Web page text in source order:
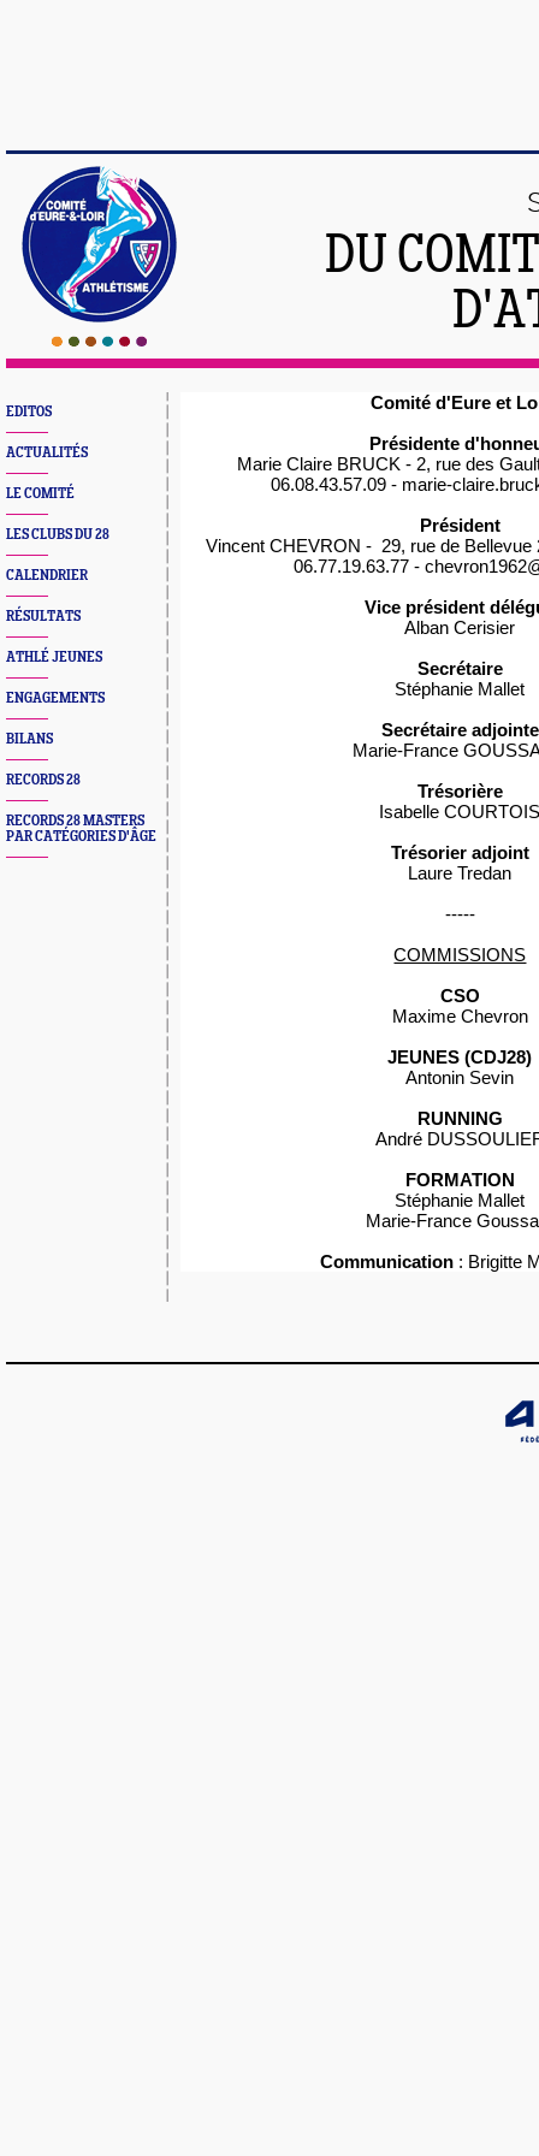
DU
EDITOS
ACTUALITÉS
LE COMITÉ
LES CLUBS DU 28
CALENDRIER
RÉSULTATS
ATHLÉ JEUNES
ENGAGEMENTS
BILANS
RECORDS 28
RECORDS 28 MASTERS
PAR CATÉGORIES D'ÂGE
Comité d'Eure et
Présidente
Marie Claire BRUCK - 2, rue des
06.08.43.57.09 - marie-
Président
Vincent CHEVRON - 29, rue de Bellevue
06.77.19.63.77 -
Vice président
Alban Cerisier
Secrétaire
Stéphanie Mallet
Secrétaire adjointe
Marie-France
Trésorière
Isabelle
Trésorier adjoint
Laure Tredan
-----
COMMISSIONS
CSO
Maxime Chevron
JEUNES (CDJ28)
Antonin Sevin
RUNNING
André
FORMATION
Stéphanie Mallet
Marie-France
Communication : Brigitte